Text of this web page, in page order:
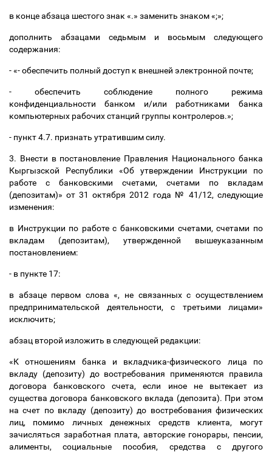
в конце абзаца шестого знак «.» заменить знаком «;»;
дополнить абзацами седьмым и восьмым следующего
содержания:
- «- обеспечить полный доступ к внешней электронной почте;
- обеспечить соблюдение полного режима
конфиденциальности банком и/или работниками банка
компьютерных рабочих станций группы контролеров.»;
- пункт 4.7. признать утратившим силу.
3. Внести в постановление Правления Национального банка
Кыргызской Республики «Об утверждении Инструкции по
работе с банковскими счетами, счетами по вкладам
(депозитам)» от 31 октября 2012 года № 41/12, следующие
изменения:
в Инструкции по работе с банковскими счетами, счетами по
вкладам (депозитам), утвержденной вышеуказанным
постановлением:
- в пункте 17:
в абзаце первом слова «, не связанных с осуществлением
предпринимательской деятельности, с третьими лицами»
исключить;
абзац второй изложить в следующей редакции:
«К отношениям банка и вкладчика-физического лица по
вкладу (депозиту) до востребования применяются правила
договора банковского счета, если иное не вытекает из
существа договора банковского вклада (депозита). При этом
на счет по вкладу (депозиту) до востребования физических
лиц, помимо личных денежных средств клиента, могут
зачисляться заработная плата, авторские гонорары, пенсии,
алименты, социальные пособия, средства с другого